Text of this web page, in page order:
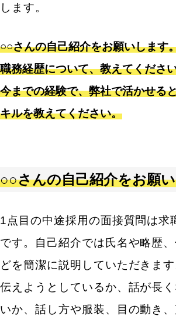
します。
○○さんの自己紹介をお願いします
職務経歴について、教えてくださ
今までの経験で、弊社で活かせる
キルを教えてください。
○○さんの自己紹介をお願
1点目の中途採用の面接質問は求
です。自己紹介では氏名や略歴
どを簡潔に説明していただきま
伝えようとしているか、話が長
いか、話し方や服装、目の動き